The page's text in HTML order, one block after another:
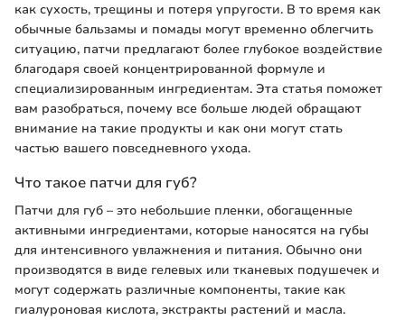
как сухость, трещины и потеря упругости. В то время как
обычные бальзамы и помады могут временно облегчить
ситуацию, патчи предлагают более глубокое воздействие
благодаря своей концентрированной формуле и
специализированным ингредиентам. Эта статья поможет
вам разобраться, почему все больше людей обращают
внимание на такие продукты и как они могут стать
частью вашего повседневного ухода.
Что такое патчи для губ?
Патчи для губ – это небольшие пленки, обогащенные
активными ингредиентами, которые наносятся на губы
для интенсивного увлажнения и питания. Обычно они
производятся в виде гелевых или тканевых подушечек и
могут содержать различные компоненты, такие как
гиалуроновая кислота, экстракты растений и масла.